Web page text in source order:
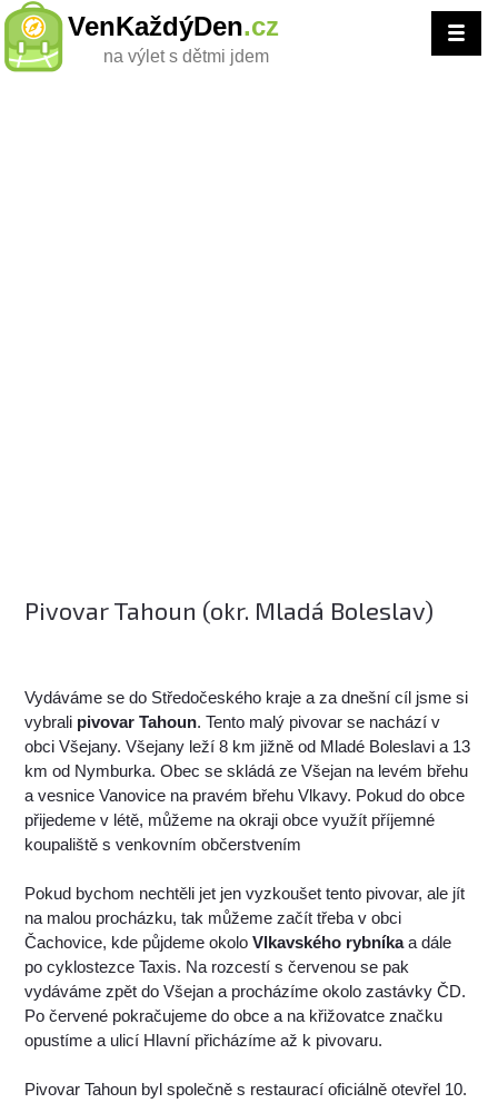
VenKaždýDen.cz
na výlet s dětmi jdem
Pivovar Tahoun (okr. Mladá Boleslav)
Vydáváme se do Středočeského kraje a za dnešní cíl jsme si
vybrali pivovar Tahoun. Tento malý pivovar se nachází v
obci Všejany. Všejany leží 8 km jižně od Mladé Boleslavi a 13
km od Nymburka. Obec se skládá ze Všejan na levém břehu
a vesnice Vanovice na pravém břehu Vlkavy. Pokud do obce
přijedeme v létě, můžeme na okraji obce využít příjemné
koupaliště s venkovním občerstvením
Pokud bychom nechtěli jet jen vyzkoušet tento pivovar, ale jít
na malou procházku, tak můžeme začít třeba v obci
Čachovice, kde půjdeme okoloVlkavského rybníkaa dále
po cyklostezce Taxis. Na rozcestí s červenou se pak
vydáváme zpět do Všejan a procházíme okolo zastávky ČD.
Po červené pokračujeme do obce a na křižovatce značku
opustíme a ulicí Hlavní přicházíme až k pivovaru.
Pivovar Tahoun byl společně s restaurací oficiálně otevřel 10.